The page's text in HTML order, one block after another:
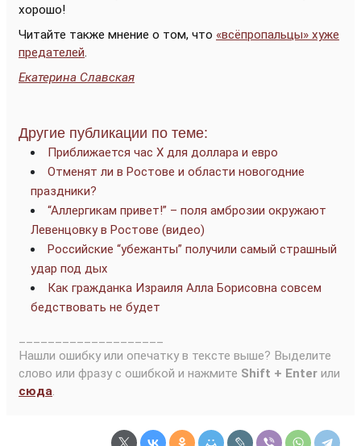
хорошо!
Читайте также мнение о том, что «всёпропальцы» хуже
предателей.
Екатерина Славская
Другие публикации по теме:
Приближается час Х для доллара и евро
Отменят ли в Ростове и области новогодние
праздники?
“Аллергикам привет!” – поля амброзии окружают
Левенцовку в Ростове (видео)
Российские “убежанты” получили самый страшный
удар под дых
Как гражданка Израиля Алла Борисовна совсем
бедствовать не будет
Нашли ошибку или опечатку в тексте выше? Выделите
слово или фразу с ошибкой и нажмите Shift + Enter или
сюда.